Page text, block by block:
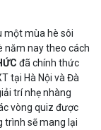
một mùa hè sôi
năm nay theo cách
đã chính thức
tại Hà Nội và Đà
trí nhẹ nhàng
vòng quiz được
trình sẽ mang lại